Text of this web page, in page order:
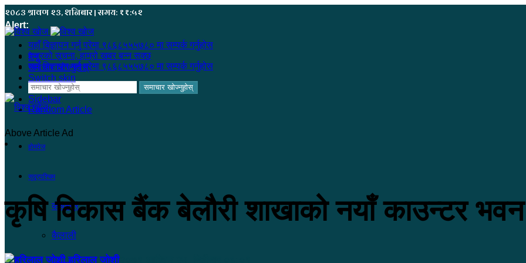
२०८३ श्रावण २३, शनिबार | समय: ११:५२
Alert:
यहाँ बिज्ञापन गर्नु परेमा ९८६८५५५७८० मा सम्पर्क गर्नुहोस
हजुरको सूचना, हाम्रो खबर बन्न सक्छ
यहाँ बिज्ञापन गर्नु परेमा ९८६८५५५७८० मा सम्पर्क गर्नुहोस
समाचार खोज्नुहोस्
Sidebar
Random Article
मेनू
समाचार खोज्नुहोस्
Switch skin
होमपेज
सुदूरपश्चिम
कंचनपुर
कैलाली
Above Article Ad
कृषि विकास बैंक बेलौरी शाखाको नयाँ काउन्टर
हरिलाल जोशी२०७९ आश्विन २७, बिहीबार ०६:०९